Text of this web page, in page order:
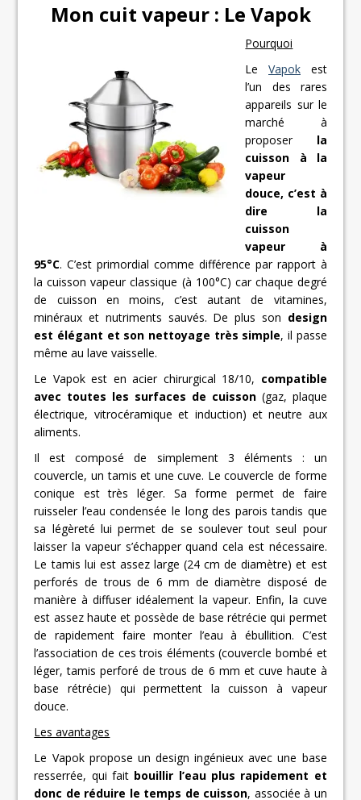
Mon cuit vapeur : Le Vapok
Pourquoi
Le Vapok est
l’un des rares
appareils sur le
marché à
proposer la
cuisson à la
vapeur
douce, c’est à
dire la
cuisson
vapeur à
95°C. C’est primordial comme différence par rapport à
la cuisson vapeur classique (à 100°C) car chaque degré
de cuisson en moins, c’est autant de vitamines,
minéraux et nutriments sauvés. De plus son design
est élégant et son nettoyage très simple, il passe
même au lave vaisselle.
Le Vapok est en acier chirurgical 18/10, compatible
avec toutes les surfaces de cuisson(gaz, plaque
électrique, vitrocéramique et induction) et neutre aux
aliments.
Il est composé de simplement 3 éléments : un
couvercle, un tamis et une cuve. Le couvercle de forme
conique est très léger. Sa forme permet de faire
ruisseler l’eau condensée le long des parois tandis que
sa légèreté lui permet de se soulever tout seul pour
laisser la vapeur s’échapper quand cela est nécessaire.
Le tamis lui est assez large (24 cm de diamètre) et est
perforés de trous de 6 mm de diamètre disposé de
manière à diffuser idéalement la vapeur. Enfin, la cuve
est assez haute et possède de base rétrécie qui permet
de rapidement faire monter l’eau à ébullition. C’est
l’association de ces trois éléments (couvercle bombé et
léger, tamis perforé de trous de 6 mm et cuve haute à
base rétrécie) qui permettent la cuisson à vapeur
douce.
Les avantages
Le Vapok propose un design ingénieux avec une base
resserrée, qui fait bouillir l’eau plus rapidement et
donc de réduire le temps de cuisson, associée à un